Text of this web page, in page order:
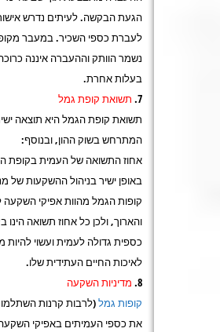
הגעת הבקשה. לעיתים נדרש
לעברת כספי השכיר. במעבר
נשמר הוותק וההעברה איננה
בעלות אחרת.
תשואת קופת גמל
תשואת קופת הגמל היא תוצאה
המתרחש בשוק ההון, ובנוסף:
אחוז התשואה של העמית בקופת
באופן ישיר בניהול ההשקעות של
קופות הגמל מהוות אפיקי השקעה
והארוך, ולכן כל אחוז תשואה
כספית גדולה לעמית ועשוי להיות
לאיכות החיים העתידית שלו.
מדיניות השקעה
קופות גמל(לרבות קרנות
את כספי העמיתים באפיקי